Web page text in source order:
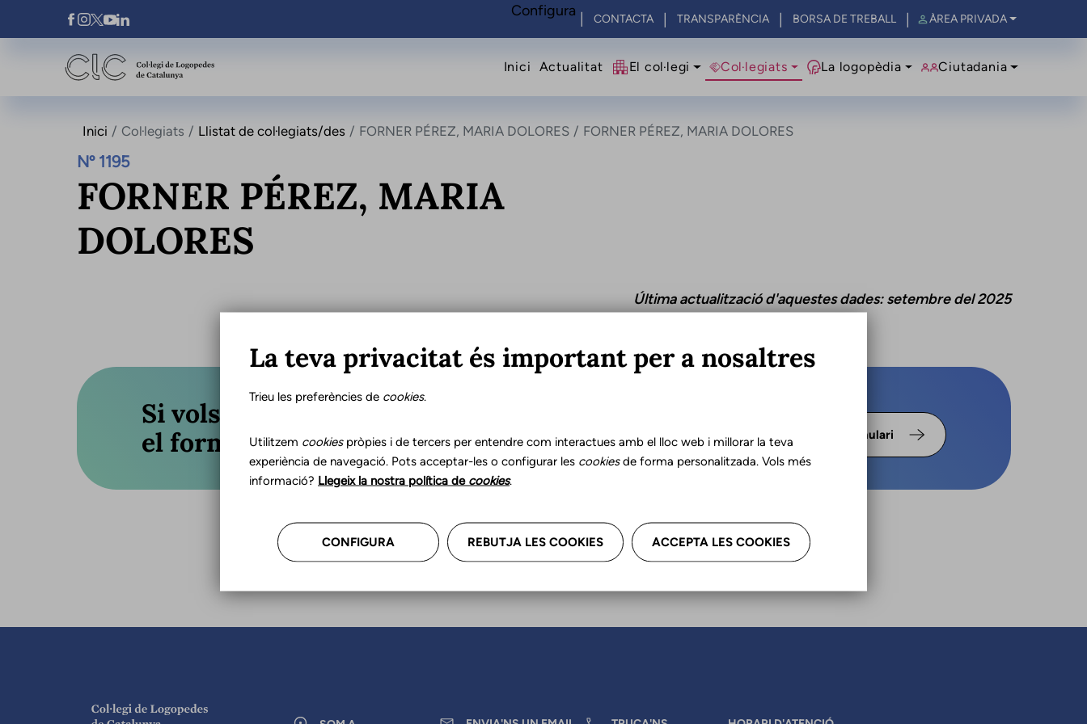
Vés al contingut
Xarxes Socials CONTACTA TRANSPARÈNCIA BORSA DE TREBALL ÀREA PRIVADA
Navegació principal
Inici Actualitat El col·legi Col·legiats La logopèdia Ciutadania
Inici Col·legiats Llistat de col·legiats/des FORNER PÉREZ, MARIA DOLORES FORNER PÉREZ, MARIA DOLORES
Nº 1195
FORNER PÉREZ, MARIA
DOLORES
Última actualització d'aquestes dades: setembre del 2025
Si vols actualitzar les teves dades professionals omple
el formulari o truca'ns.
Formulari
Configura
La teva privacitat és important per a nosaltres
Trieu les preferències de cookies.
Utilitzem cookiespròpies i de tercers per entendre com interactues amb el lloc web i millorar la teva
experiència de navegació. Pots acceptar-les o configurar les cookiesde forma personalitzada. Vols més
informació? Llegeix la nostra política de cookies.
CONFIGURA REBUTJA LES COOKIES ACCEPTA LES COOKIES